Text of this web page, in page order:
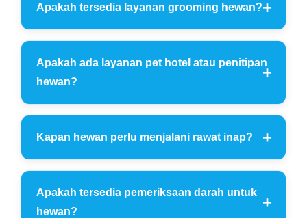
Apakah tersedia layanan grooming hewan?
Apakah ada layanan pet hotel atau penitipan
hewan?
Kapan hewan perlu menjalani rawat inap?
Apakah tersedia pemeriksaan darah untuk
hewan?